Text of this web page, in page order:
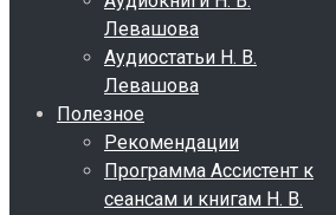
Левашова
Аудиостатьи Н. В.
Левашова
Полезное
Рекомендации
Программа Ассистент к
сеансам и книгам Н. В.